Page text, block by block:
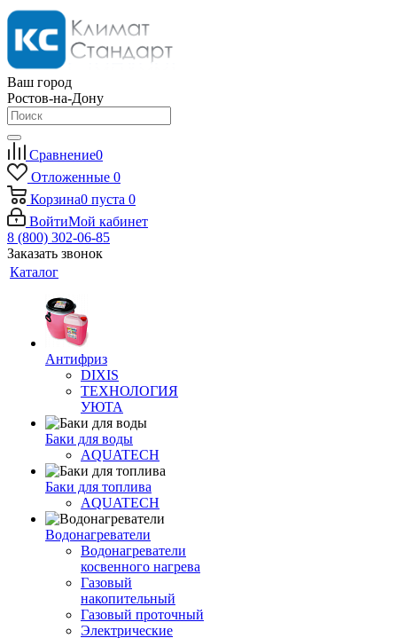
Ваш город
Ростов-на-Дону
Сравнение0
Отложенные 0
Корзина0 пуста 0
ВойтиМой кабинет
8 (800) 302-06-85
Заказать звонок
Каталог
Антифриз
DIXIS
ТЕХНОЛОГИЯ
УЮТА
Баки для воды
AQUATECH
Баки для топлива
AQUATECH
Водонагреватели
Водонагреватели
косвенного нагрева
Газовый
накопительный
Газовый проточный
Электрические